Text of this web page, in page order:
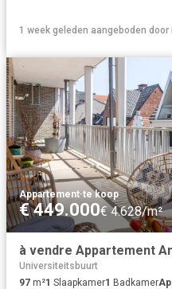
1 week geleden aangeboden door
Appartement·te koop
€ 449.000€ 4.628/m²
Universiteitsbuurt
97 m²1 Slaapkamer1 Badkamer